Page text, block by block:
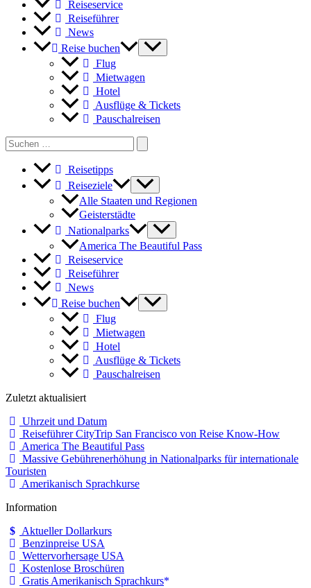
Reiseservice
Reiseführer
News
Reise buchen
Flug
Mietwagen
Hotel
Ausflüge & Tickets
Pauschalreisen
Search
for:
Reisetipps
Reiseziele
Alle Staaten und Regionen
Geisterstädte
Nationalparks
America The Beautiful Pass
Reiseservice
Reiseführer
News
Reise buchen
Flug
Mietwagen
Hotel
Ausflüge & Tickets
Pauschalreisen
Zuletzt aktualisiert
Uhrzeit und Datum
Reiseführer CityTrip San Francisco von Reise Know-How
America The Beautiful Pass
Massive Gebührenerhöhung in Nationalparks für internationale
Touristen
Amerikanisch Sprachkurse
Information
Aktueller Dollarkurs
Benzinpreise USA
Wettervorhersage USA
Kostenlose Broschüren
Gratis Amerikanisch Sprachkurs